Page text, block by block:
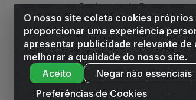
O nosso site coleta cookies
proporcionar uma experiência
apresentar publicidade relevante
melhorar a qualidade do nosso site.
Aceito
Negar não essenciais
Preferências de Cookies
Regimento do E-commerce
Andrade Online
Andrade Distribuidor - ROD